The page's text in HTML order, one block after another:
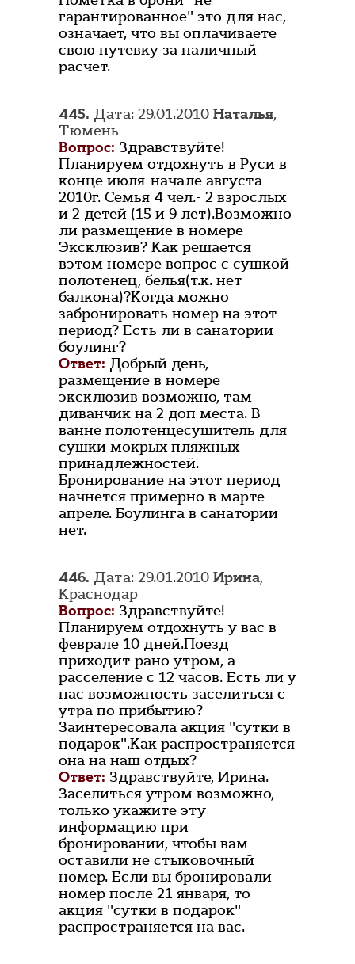
гарантированное" это для нас,
означает, что вы оплачиваете
свою путевку за наличный
расчет.
445. Дата: 29.01.2010 Наталья,
Тюмень
Вопрос: Здравствуйте!
Планируем отдохнуть в Руси в
конце июля-начале августа
2010г. Семья 4 чел.- 2 взрослых
и 2 детей (15 и 9 лет).Возможно
ли размещение в номере
Эксклюзив? Как решается
вэтом номере вопрос с сушкой
полотенец, белья(т.к. нет
балкона)?Когда можно
забронировать номер на этот
период? Есть ли в санатории
боулинг?
Ответ: Добрый день,
размещение в номере
эксклюзив возможно, там
диванчик на 2 доп места. В
ванне полотенцесушитель для
сушки мокрых пляжных
принадлежностей.
Бронирование на этот период
начнется примерно в марте-
апреле. Боулинга в санатории
нет.
446. Дата: 29.01.2010 Ирина,
Краснодар
Вопрос: Здравствуйте!
Планируем отдохнуть у вас в
феврале 10 дней.Поезд
приходит рано утром, а
расселение с 12 часов. Есть ли у
нас возможность заселиться с
утра по прибытию?
Заинтересовала акция "сутки в
подарок".Как распространяется
она на наш отдых?
Ответ: Здравствуйте, Ирина.
Заселиться утром возможно,
только укажите эту
информацию при
бронировании, чтобы вам
оставили не стыковочный
номер. Если вы бронировали
номер после 21 января, то
акция "сутки в подарок"
распространяется на вас.